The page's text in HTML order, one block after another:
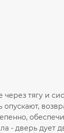
тягу и
- дверь дует